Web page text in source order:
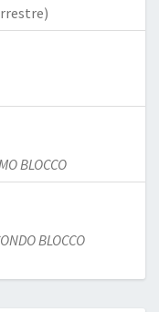
BLOCCO
BLOCCO